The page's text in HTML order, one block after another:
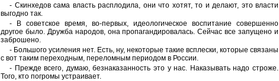
- Скинхедов сама власть расплодила, они что хотят, то и делают, это власти
выгодно так.
- В советское время, во-первых, идеологическое воспитание совершенно
другое было. Дружба народов, она пропагандировалась. Сейчас все запущено и
заброшено.
- Большого усиления нет. Есть, ну, некоторые такие всплески, которые связаны
с вот таким переходным, переломным периодом в России.
- Прежде всего, думаю, безнаказанность это у нас. Наказывать надо строже.
Того, кто погромы устраивает.